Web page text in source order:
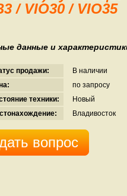
/ VIO30 / VIO­35
данные и
продажи:
В наличии
по запросу
техники:
Новый
Владивосток
вопрос